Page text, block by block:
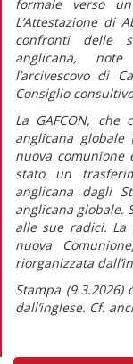
formale verso un
L’Attestazione di
confronti delle
anglicana,
l’arcivescovo di
Consiglio
La GAFCON,
anglicana
nuova comunione
stato un
anglicana dagli
anglicana globale.
alle sue radici. La
nuova
riorganizzata
Stampa
dall’inglese. Cf.